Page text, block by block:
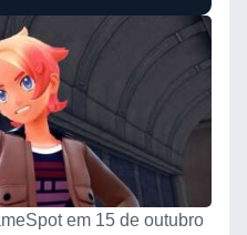
em 15 de outubro